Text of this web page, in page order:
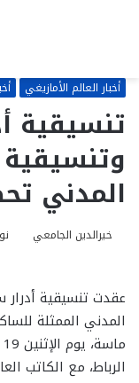
أخبار العالم الأمازيغي
تنسيقية
المدني
خيرالدين الجامعي
عقدت تنسيقية
المدني الممثلة
الرباط، مع الكاتب